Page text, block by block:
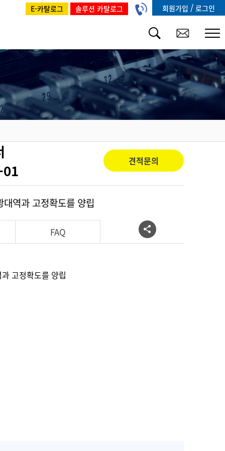
E-카탈로그 솔루션 카탈로그 회원가입 / 로그인
견적문의
역과 고정확도를 양립
FAQ
고정확도를 양립